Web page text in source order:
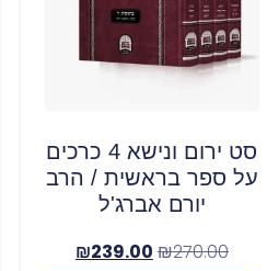
סט ירום ונישא 4 כרכים
על ספר בראשית / הרב
יורם אברג'ל
₪270.00
₪239.00